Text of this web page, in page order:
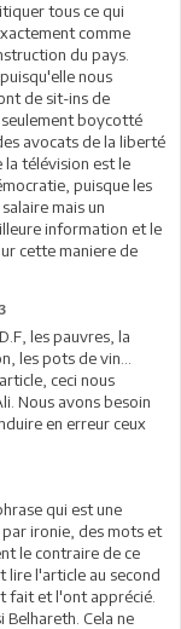
tous ce qui
comme
du pays.
nous
de sit-ins de
boycotté
avocats de la liberté
la télévision est le
puisque les
mais un
information et le
cette maniere de
les pauvres, la
les pots de vin...
ceci nous
Nous avons besoin
en erreur ceux
qui est une
ironie, des mots et
le contraire de ce
lire l'article au second
fait et l'ont apprécié.
Belhareth. Cela ne